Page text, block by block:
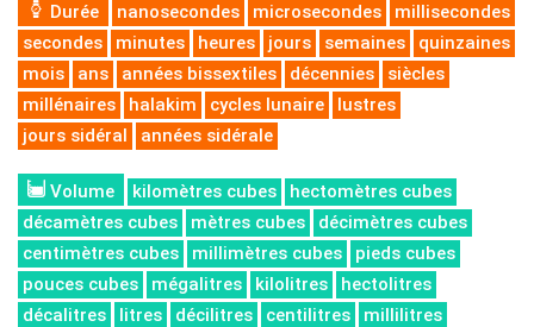
Durée nanosecondes microsecondes
millisecondes
secondes
minutes heures jours semaines
quinzaines
mois
ans années bissextiles décennies
siècles
millénaires
halakim cycles lunaire
lustres
jours sidéral
années sidérale
Volume kilomètres cubes
hectomètres cubes
décamètres cubes
mètres cubes
décimètres cubes
centimètres cubes
millimètres cubes
pieds cubes
pouces cubes
mégalitres kilolitres
hectolitres
décalitres
litres décilitres centilitres
millilitres